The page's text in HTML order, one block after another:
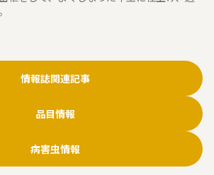
情報誌関連記事
品目情報
病害虫情報